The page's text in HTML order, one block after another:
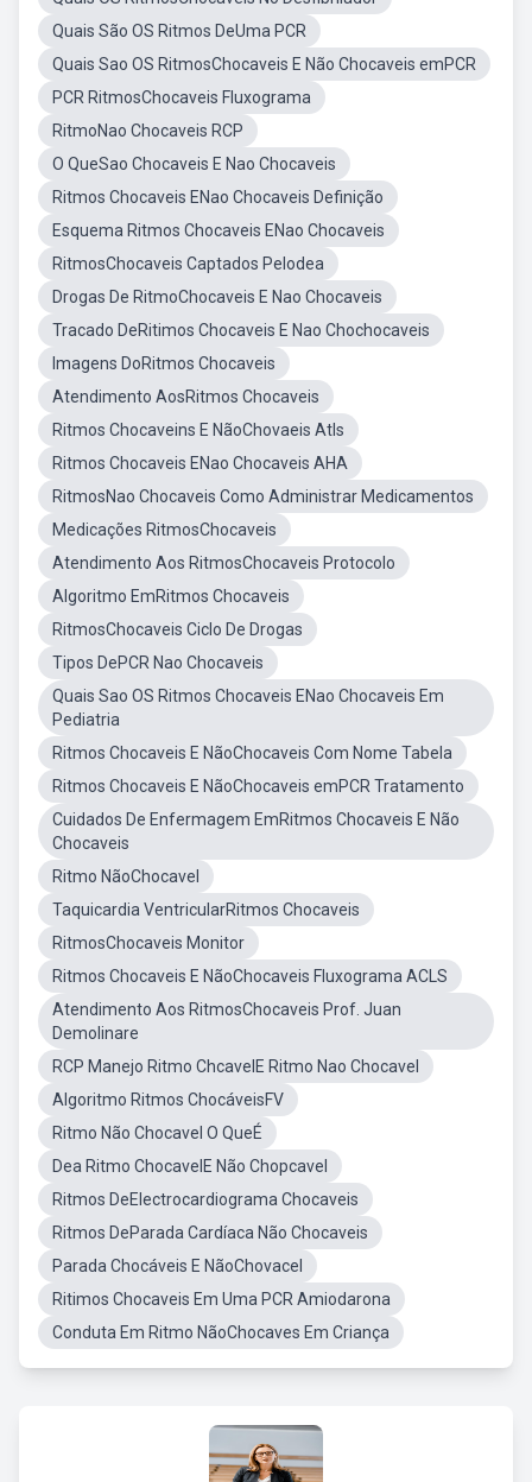
Quais São OS Ritmos DeUma PCR
Quais Sao OS RitmosChocaveis E Não Chocaveis emPCR
PCR RitmosChocaveis Fluxograma
RitmoNao Chocaveis RCP
O QueSao Chocaveis E Nao Chocaveis
Ritmos Chocaveis ENao Chocaveis Definição
Esquema Ritmos Chocaveis ENao Chocaveis
RitmosChocaveis Captados Pelodea
Drogas De RitmoChocaveis E Nao Chocaveis
Tracado DeRitimos Chocaveis E Nao Chochocaveis
Imagens DoRitmos Chocaveis
Atendimento AosRitmos Chocaveis
Ritmos Chocaveins E NãoChovaeis Atls
Ritmos Chocaveis ENao Chocaveis AHA
RitmosNao Chocaveis Como Administrar Medicamentos
Medicações RitmosChocaveis
Atendimento Aos RitmosChocaveis Protocolo
Algoritmo EmRitmos Chocaveis
RitmosChocaveis Ciclo De Drogas
Tipos DePCR Nao Chocaveis
Quais Sao OS Ritmos Chocaveis ENao Chocaveis Em
Pediatria
Ritmos Chocaveis E NãoChocaveis Com Nome Tabela
Ritmos Chocaveis E NãoChocaveis emPCR Tratamento
Cuidados De Enfermagem EmRitmos Chocaveis E Não
Chocaveis
Ritmo NãoChocavel
Taquicardia VentricularRitmos Chocaveis
RitmosChocaveis Monitor
Ritmos Chocaveis E NãoChocaveis Fluxograma ACLS
Atendimento Aos RitmosChocaveis Prof. Juan
Demolinare
RCP Manejo Ritmo ChcavelE Ritmo Nao Chocavel
Algoritmo Ritmos ChocáveisFV
Ritmo Não Chocavel O QueÉ
Dea Ritmo ChocavelE Não Chopcavel
Ritmos DeElectrocardiograma Chocaveis
Ritmos DeParada Cardíaca Não Chocaveis
Parada Chocáveis E NãoChovacel
Ritimos Chocaveis Em Uma PCR Amiodarona
Conduta Em Ritmo NãoChocaves Em Criança